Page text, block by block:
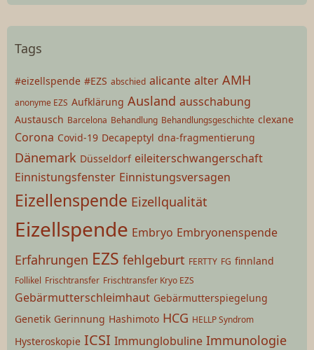
Tags
#eizellspende #EZS abschied alicante alter AMH
anonyme EZS Aufklärung Ausland ausschabung
Austausch Barcelona Behandlung Behandlungsgeschichte clexane
Corona Covid-19 Decapeptyl dna-fragmentierung
Dänemark Düsseldorf eileiterschwangerschaft
Einnistungsfenster Einnistungsversagen
Eizellenspende Eizellqualität
Eizellspende Embryo Embryonenspende
Erfahrungen EZS fehlgeburt FERTTY FG finnland
Follikel Frischtransfer Frischtransfer Kryo EZS
Gebärmutterschleimhaut Gebärmutterspiegelung
Genetik Gerinnung Hashimoto HCG HELLP Syndrom
Hysteroskopie ICSI Immunglobuline Immunologie